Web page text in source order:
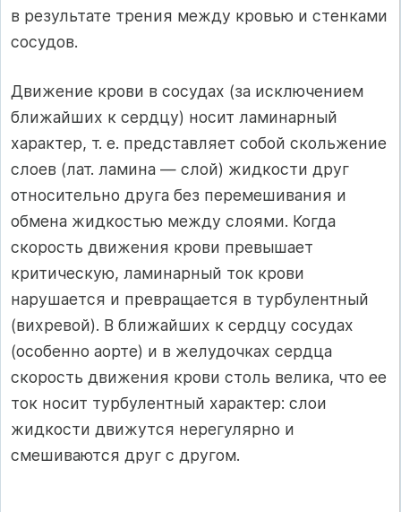
в результате трения между кровью и стенками
сосудов.
Движение крови в сосудах (за исключением
ближайших к сердцу) носит ламинарный
характер, т. е. представляет собой скольжение
слоев (лат. ламина — слой) жидкости друг
относительно друга без перемешивания и
обмена жидкостью между слоями. Когда
скорость движения крови превышает
критическую, ламинарный ток крови
нарушается и превращается в турбулентный
(вихревой). В ближайших к сердцу сосудах
(особенно аорте) и в желудочках сердца
скорость движения крови столь велика, что ее
ток носит турбулентный характер: слои
жидкости движутся нерегулярно и
смешиваются друг с другом.